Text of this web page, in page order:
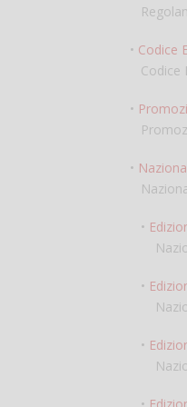
• Codice
Codice
•
Promozioni
•
Nazionali
•
Nazionali
•
Nazionali
•
Nazionali